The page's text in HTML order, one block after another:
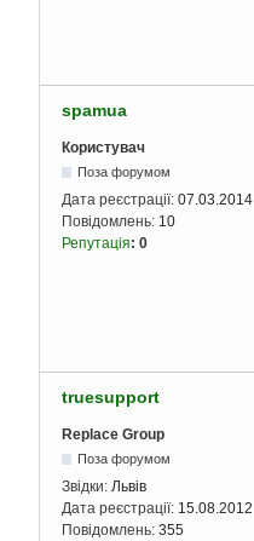
spamua
Користувач
Поза форумом
Дата реєстрації: 07.03.2014
Повідомлень: 10
Репутація: 0
truesupport
Replace Group
Поза форумом
Звідки: Львів
Дата реєстрації: 15.08.2012
Повідомлень: 355